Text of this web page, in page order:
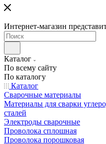
Интернет-магазин
Каталог
По всему сайту
По каталогу
Каталог
Сварочные материалы
Материалы для сварки
сталей
Электроды сварочные
Проволока сплошная
Проволока порошковая